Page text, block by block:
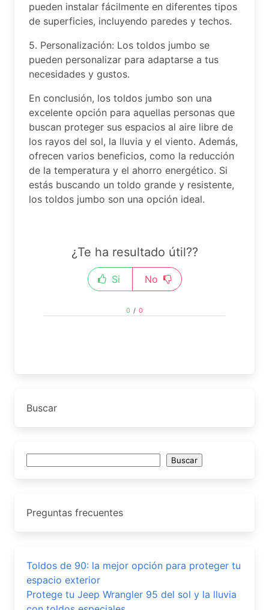
pueden instalar fácilmente en diferentes tipos
de superficies, incluyendo paredes y techos.
5. Personalización: Los toldos jumbo se
pueden personalizar para adaptarse a tus
necesidades y gustos.
En conclusión, los toldos jumbo son una
excelente opción para aquellas personas que
buscan proteger sus espacios al aire libre de
los rayos del sol, la lluvia y el viento. Además,
ofrecen varios beneficios, como la reducción
de la temperatura y el ahorro energético. Si
estás buscando un toldo grande y resistente,
los toldos jumbo son una opción ideal.
¿Te ha resultado útil??
Si No
0 / 0
Buscar
Buscar
Preguntas frecuentes
Toldos de 90: la mejor opción para proteger tu
espacio exterior
Protege tu Jeep Wrangler 95 del sol y la lluvia